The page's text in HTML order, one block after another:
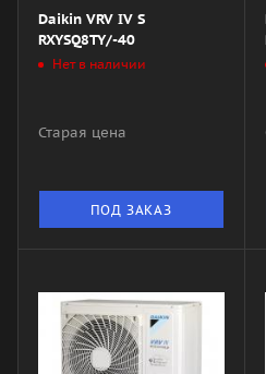
Daikin VRV IV S
RXYSQ8TY/-40
Нет в наличии
Старая цена
ПОД ЗАКАЗ